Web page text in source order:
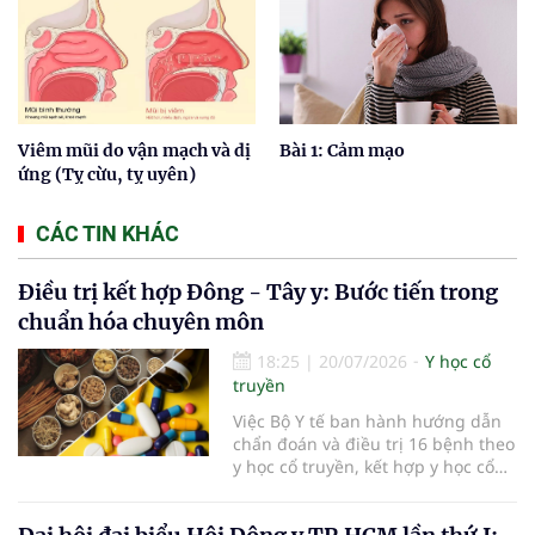
Viêm mũi do vận mạch và dị
ứng (Tỵ cừu, tỵ uyên)
Bài 1: Cảm mạo
CÁC TIN KHÁC
Điều trị kết hợp Đông - Tây y: Bước tiến trong
chuẩn hóa chuyên môn
18:25 | 20/07/2026
Y học cổ
truyền
Việc Bộ Y tế ban hành hướng dẫn
chẩn đoán và điều trị 16 bệnh theo
y học cổ truyền, kết hợp y học cổ